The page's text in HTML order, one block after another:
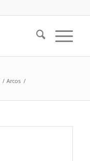
/ Arcos /